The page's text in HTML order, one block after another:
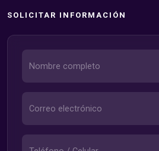
SOLICITAR INFORMACIÓN